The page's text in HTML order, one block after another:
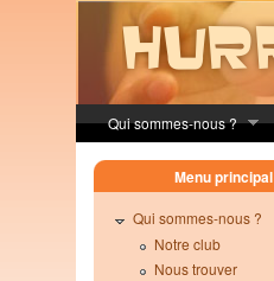
Qui sommes-nous ?
Menu principal
Qui sommes-nous ?
Notre club
Nous trouver